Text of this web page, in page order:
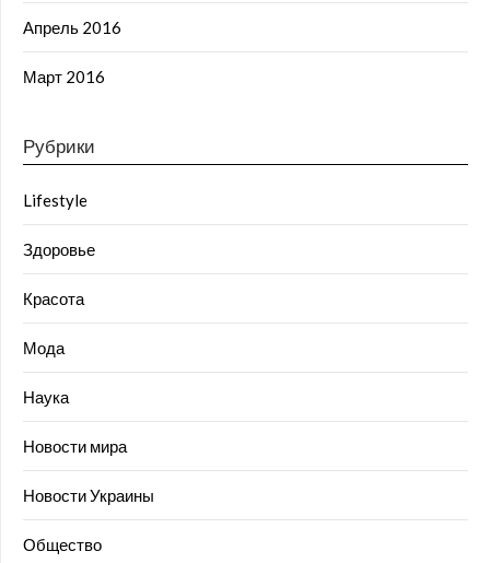
Апрель 2016
Март 2016
Рубрики
Lifestyle
Здоровье
Красота
Мода
Наука
Новости мира
Новости Украины
Общество